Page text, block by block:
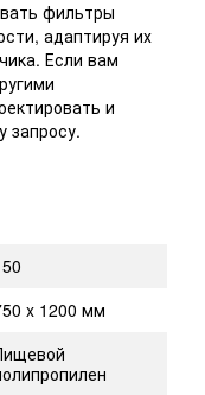
фильтры
адаптируя их
Если вам
и
запросу.
x 1200 мм